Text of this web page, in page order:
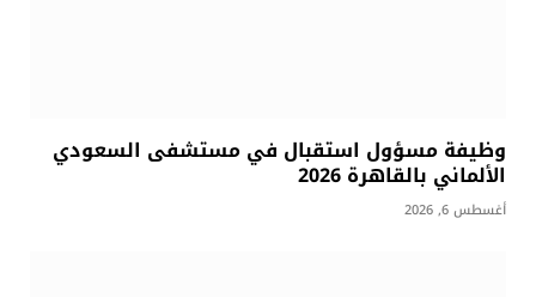
وظيفة مسؤول استقبال في مستشفى السعودي
الألماني بالقاهرة 2026
أغسطس 6, 2026